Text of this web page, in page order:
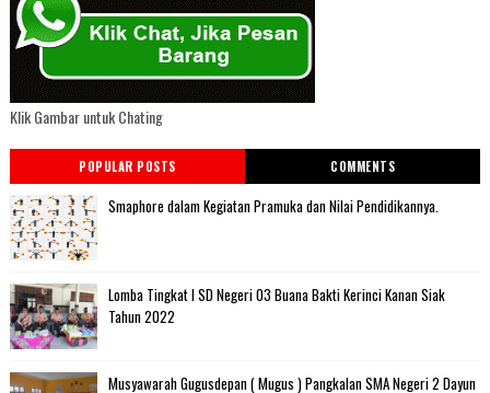
Klik Gambar untuk Chating
POPULAR POSTS COMMENTS
Smaphore dalam Kegiatan Pramuka dan Nilai Pendidikannya.
Lomba Tingkat I SD Negeri 03 Buana Bakti Kerinci Kanan Siak
Tahun 2022
Musyawarah Gugusdepan ( Mugus ) Pangkalan SMA Negeri 2 Dayun